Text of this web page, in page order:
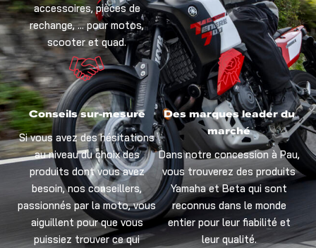
accessoires, pièces de
rechange, … pour motos,
scooter et quad.
Conseils sur-mesure
Si vous avez des hésitations
au niveau du choix des
produits dont vous avez
besoin, nos conseillers,
passionnés par la moto, vous
aiguillent pour que vous
puissiez trouver ce qui
Des marques leader du
marché
Dans notre concession à Pau,
vous trouverez des produits
Yamaha et Beta qui sont
reconnus dans le monde
entier pour leur fiabilité et
leur qualité.